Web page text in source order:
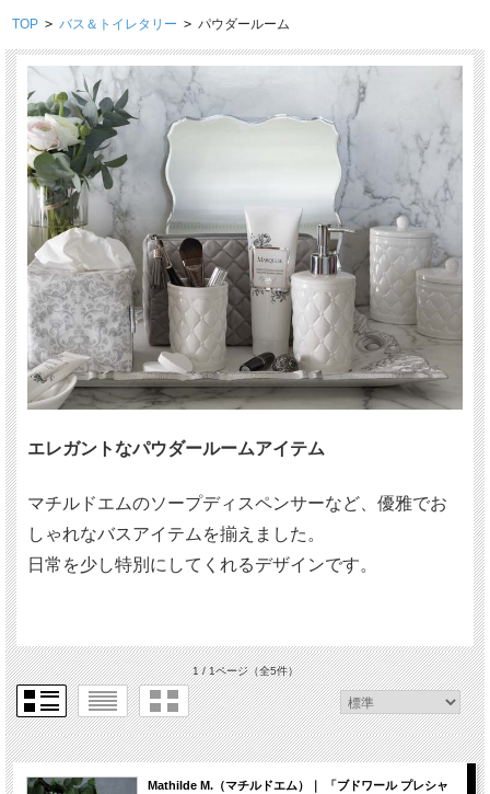
TOP > バス＆トイレタリー > パウダールーム
エレガントなパウダールームアイテム
マチルドエムのソープディスペンサーなど、優雅でお
しゃれなバスアイテムを揃えました。
日常を少し特別にしてくれるデザインです。
1 / 1ページ（全5件）
Mathilde M.（マチルドエム）｜ 「ブドワール プレシャ